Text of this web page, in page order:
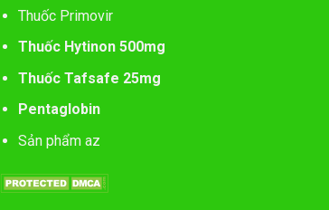
Thuốc Primovir
Thuốc Hytinon 500mg
Thuốc Tafsafe 25mg
Pentaglobin
Sản phẩm az